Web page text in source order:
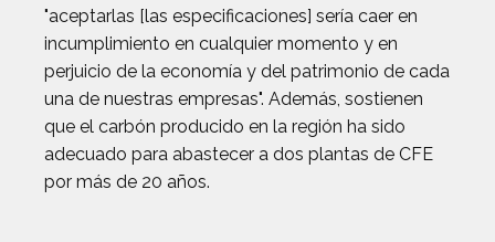
"aceptarlas [las especificaciones] sería caer en
incumplimiento en cualquier momento y en
perjuicio de la economía y del patrimonio de cada
una de nuestras empresas". Además, sostienen
que el carbón producido en la región ha sido
adecuado para abastecer a dos plantas de CFE
por más de 20 años.